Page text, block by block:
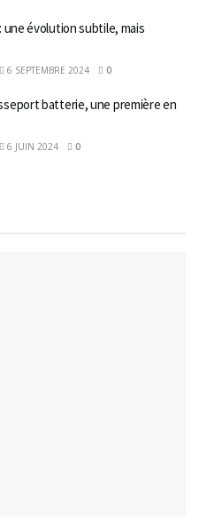
une évolution subtile, mais
6 SEPTEMBRE 2024 0
batterie, une première en
6 JUIN 2024 0